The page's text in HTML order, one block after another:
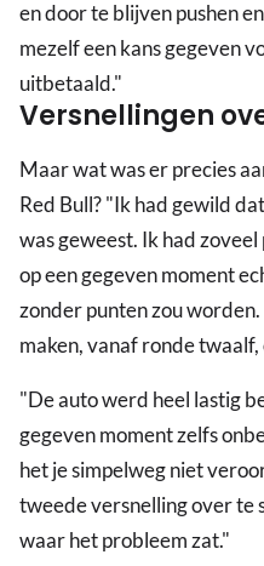
en door te blijven pushen
mezelf een kans gegeven
uitbetaald."
Versnellingen
Maar wat was er precies
Red Bull? "Ik had gewild
was geweest. Ik had
op een gegeven moment
zonder punten zou
maken, vanaf ronde twaalf,
"De auto werd heel lastig
gegeven moment zelfs
het je simpelweg niet
tweede versnelling over te
waar het probleem zat."